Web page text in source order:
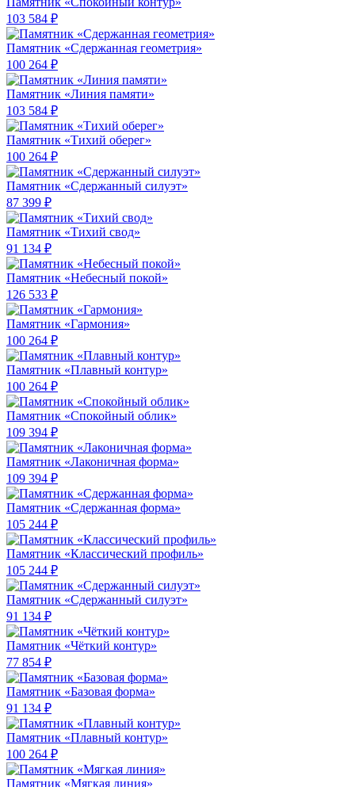
103 584 ₽
Памятник «Сдержанная геометрия»
100 264 ₽
Памятник «Линия памяти»
103 584 ₽
Памятник «Тихий оберег»
100 264 ₽
Памятник «Сдержанный силуэт»
87 399 ₽
Памятник «Тихий свод»
91 134 ₽
Памятник «Небесный покой»
126 533 ₽
Памятник «Гармония»
100 264 ₽
Памятник «Плавный контур»
100 264 ₽
Памятник «Спокойный облик»
109 394 ₽
Памятник «Лаконичная форма»
109 394 ₽
Памятник «Сдержанная форма»
105 244 ₽
Памятник «Классический профиль»
105 244 ₽
Памятник «Сдержанный силуэт»
91 134 ₽
Памятник «Чёткий контур»
77 854 ₽
Памятник «Базовая форма»
91 134 ₽
Памятник «Плавный контур»
100 264 ₽
Памятник «Мягкая линия»